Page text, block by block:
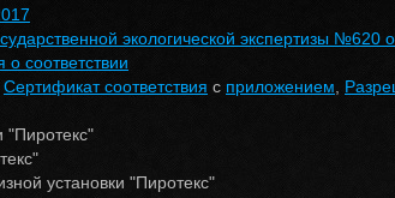
50шпалэкологической экспертизы №620
соответствии
Сертификат соответствия с приложением
"Пиротекс"
установки "Пиротекс"